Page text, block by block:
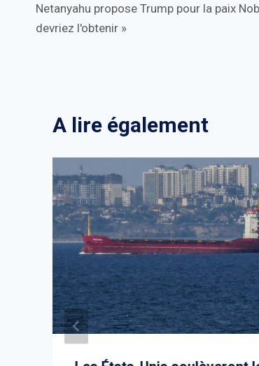
de
Netanyahu propose Trump pour la paix
devriez l'obtenir »
A lire également